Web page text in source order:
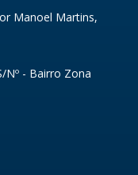
Manoel Martins,
Nº - Bairro Zona